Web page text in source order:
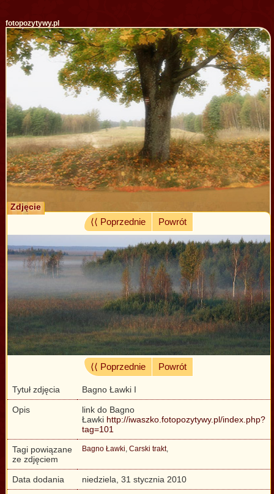
fotopozytywy.pl
Zdjęcie
⟨⟨ Poprzednie
Powrót
⟨⟨ Poprzednie Powrót
Tytuł zdjęcia Bagno Ławki I
Opis
link do Bagno
Ławki http://iwaszko.fotopozytywy.pl/index.php?
tag=101
Tagi powiązane
ze zdjęciem
Bagno Ławki, Carski trakt,
Data dodania niedziela, 31 stycznia 2010